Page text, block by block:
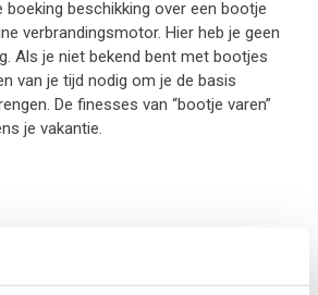
boeking beschikking over een bootje
verbrandingsmotor. Hier heb je geen
Als je niet bekend bent met bootjes
van je tijd nodig om je de basis
De finesses van “bootje varen”
je vakantie.
gebied (NNN), tegen Botshol
in de top van duiklocaties in